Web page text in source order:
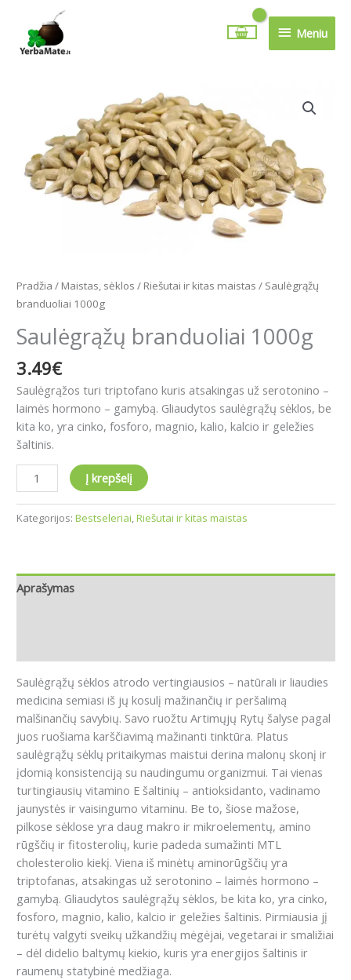
turinio
Meniu
Meniu
Pradžia / Maistas, sėklos / Riešutai ir kitas maistas / Saulėgrąžų
branduoliai 1000g
Saulėgrąžų branduoliai 1000g
3.49€
Saulėgrąžos turi triptofano kuris atsakingas už serotonino –
laimės hormono – gamybą. Gliaudytos saulėgrąžų sėklos, be
kita ko, yra cinko, fosforo, magnio, kalio, kalcio ir geležies
šaltinis.
branduoliai
1000g
Į krepšelį
Kategorijos: Bestseleriai,Riešutai ir kitas maistas
Aprašymas
Saulėgrąžų sėklos atrodo vertingiausios – natūrali ir liaudies
medicina semiasi iš jų kosulį mažinančių ir peršalimą
malšinančių savybių. Savo ruožtu Artimųjų Rytų šalyse pagal
juos ruošiama karščiavimą mažinanti tinktūra. Platus
saulėgrąžų sėklų pritaikymas maistui derina malonų skonį ir
įdomią konsistenciją su naudingumu organizmui. Tai vienas
turtingiausių vitamino E šaltinių – antioksidanto, vadinamo
jaunystės ir vaisingumo vitaminu. Be to, šiose mažose,
pilkose sėklose yra daug makro ir mikroelementų, amino
rūgščių ir fitosterolių, kurie padeda sumažinti MTL
cholesterolio kiekį. Viena iš minėtų aminorūgščių yra
triptofanas, atsakingas už serotonino – laimės hormono –
gamybą. Gliaudytos saulėgrąžų sėklos, be kita ko, yra cinko,
fosforo, magnio, kalio, kalcio ir geležies šaltinis. Pirmiausia jį
turėtų valgyti sveikų užkandžių mėgėjai, vegetarai ir smaližiai
– dėl didelio baltymų kiekio, kuris yra energijos šaltinis ir
raumenų statybinė medžiaga.